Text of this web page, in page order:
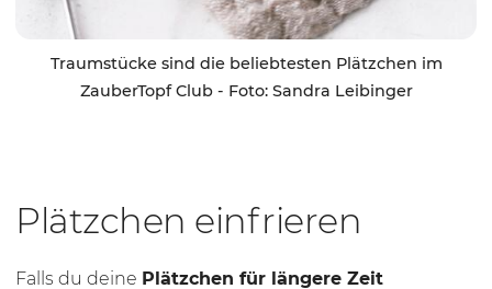
Traumstücke sind die beliebtesten Plätzchen im
ZauberTopf Club - Foto: Sandra Leibinger
Plätzchen einfrieren
Falls du deine Plätzchen für längere Zeit